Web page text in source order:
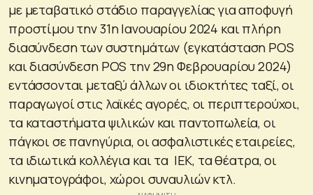
με μεταβατικό στάδιο παραγγελίας για αποφυγή
προστίμου την 31η Ιανουαρίου 2024 και πλήρη
διασύνδεση των συστημάτων (εγκατάσταση POS
και διασύνδεση POS την 29η Φεβρουαρίου 2024)
εντάσσονται μεταξύ άλλων οι ιδιοκτήτες ταξί, οι
παραγωγοί στις λαϊκές αγορές, οι περιπτερούχοι,
τα καταστήματα ψιλικών και παντοπωλεία, οι
πάγκοι σε πανηγύρια, οι ασφαλιστικές εταιρείες,
τα ιδιωτικά κολλέγια και τα ΙΕΚ, τα θέατρα, οι
κινηματογράφοι, χώροι συναυλιών κτλ.